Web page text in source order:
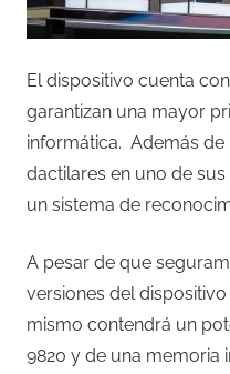
El dispositivo cuenta
garantizan una mayor
informática. Además de
dactilares en uno de
un sistema de
A pesar de que
versiones del
mismo contendrá un
9820 y de una memoria